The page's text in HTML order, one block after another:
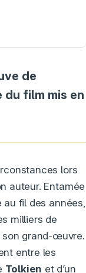
de
film mis en
lors
auteur. Entamée
au fil des années,
milliers de
son grand-œuvre.
entre les
Tolkien et d’un